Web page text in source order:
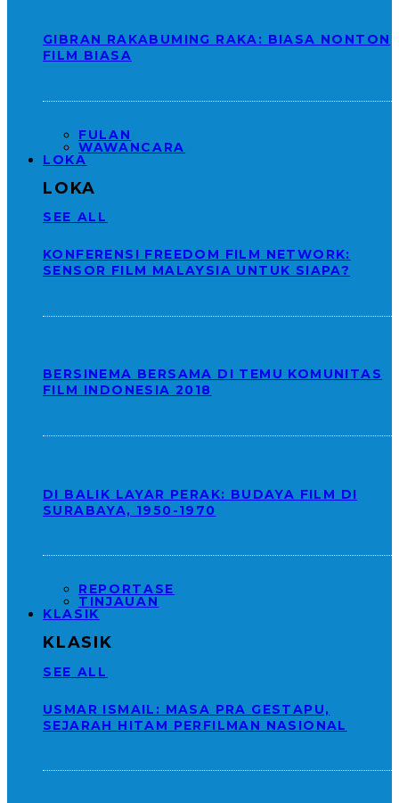
GIBRAN RAKABUMING RAKA: BIASA NONTON
FILM BIASA
FULAN
WAWANCARA
LOKA
LOKA
SEE ALL
KONFERENSI FREEDOM FILM NETWORK:
SENSOR FILM MALAYSIA UNTUK SIAPA?
BERSINEMA BERSAMA DI TEMU KOMUNITAS
FILM INDONESIA 2018
DI BALIK LAYAR PERAK: BUDAYA FILM DI
SURABAYA, 1950-1970
REPORTASE
TINJAUAN
KLASIK
KLASIK
SEE ALL
USMAR ISMAIL: MASA PRA GESTAPU,
SEJARAH HITAM PERFILMAN NASIONAL